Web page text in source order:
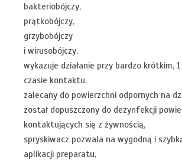
bakteriobójczy,
prątkobójczy,
grzybobójczy
i wirusobójczy,
wykazuje działanie przy bardzo krótkim,
czasie kontaktu,
zalecany do powierzchni odpornych na
został dopuszczony do dezynfekcji
kontaktujących się z żywnością,
spryskiwacz pozwala na wygodną i
aplikacji preparatu,